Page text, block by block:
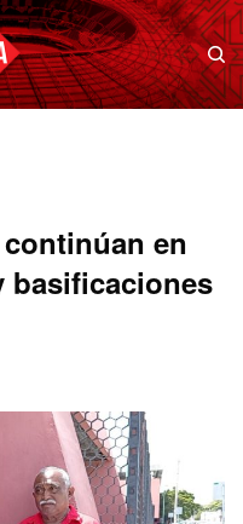
en
basificaciones